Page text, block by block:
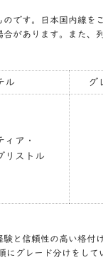
です。日本国内線
があります。また、
ル グ
ィア・
リストル
と信頼性の高い格
グレード分けをして